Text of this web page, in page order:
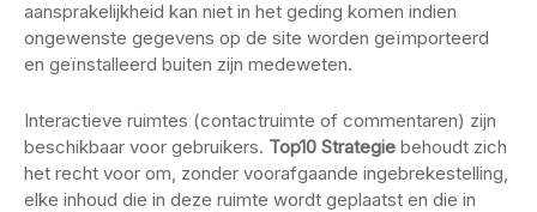
aansprakelijkheid kan niet in het geding komen indien
ongewenste gegevens op de site worden geïmporteerd
en geïnstalleerd buiten zijn medeweten.
Interactieve ruimtes (contactruimte of commentaren) zijn
beschikbaar voor gebruikers. Top10 Strategie behoudt zich
het recht voor om, zonder voorafgaande ingebrekestelling,
elke inhoud die in deze ruimte wordt geplaatst en die in